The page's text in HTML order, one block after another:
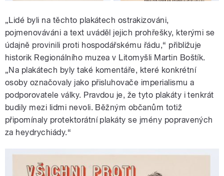
„Lidé byli na těchto plakátech ostrakizováni,
pojmenováváni a text uváděl jejich prohřešky, kterými se
údajně provinili proti hospodářskému řádu,“ přibližuje
historik Regionálního muzea v Litomyšli Martin Boštík.
„Na plakátech byly také komentáře, které konkrétní
osoby označovaly jako přisluhovače imperialismu a
podporovatele války. Pravdou je, že tyto plakáty i tenkrát
budily mezi lidmi nevoli. Běžným občanům totiž
připomínaly protektorátní plakáty se jmény popravených
za heydrychiády.“